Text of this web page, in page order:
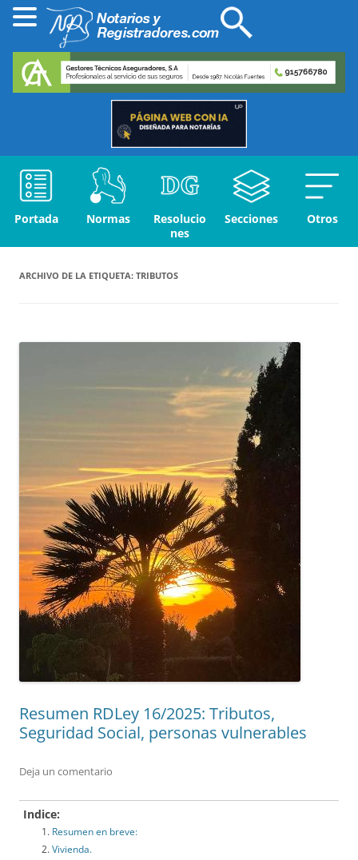
Portada Normas
Resolucio
nes
Secciones Otros
ARCHIVO DE LA ETIQUETA: TRIBUTOS
Resumen RDLey 16/2025: Tributos,
Seguridad Social, personas vulnerables
Deja un comentario
Indice:
Resumen en breve:
Vivienda.